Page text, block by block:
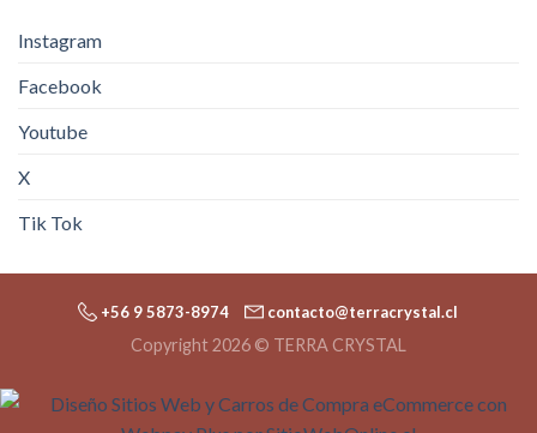
Instagram
Facebook
Youtube
X
Tik Tok
+56 9 5873-8974 contacto@terracrystal.cl
Copyright 2026 © TERRA CRYSTAL